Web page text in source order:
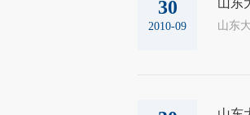
30
2010-09
山东